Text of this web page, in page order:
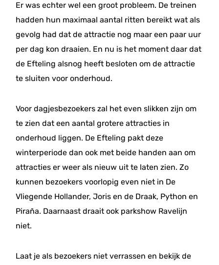
Er was echter wel een groot probleem. De treinen
hadden hun maximaal aantal ritten bereikt wat als
gevolg had dat de attractie nog maar een paar uur
per dag kon draaien. En nu is het moment daar dat
de Efteling alsnog heeft besloten om de attractie
te sluiten voor onderhoud.
Voor dagjesbezoekers zal het even slikken zijn om
te zien dat een aantal grotere attracties in
onderhoud liggen. De Efteling pakt deze
winterperiode dan ook met beide handen aan om
attracties er weer als nieuw uit te laten zien. Zo
kunnen bezoekers voorlopig even niet in De
Vliegende Hollander, Joris en de Draak, Python en
Piraña. Daarnaast draait ook parkshow Ravelijn
niet.
Laat je als bezoekers niet verrassen en bekijk de